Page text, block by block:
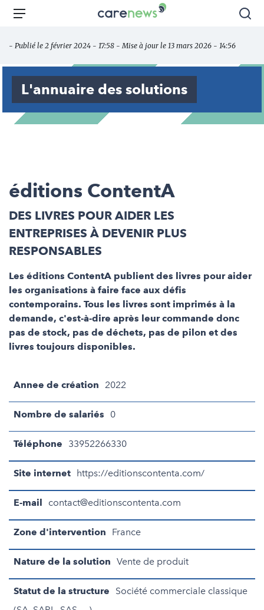
Aller
principal
Carenews,
des
acteurs
l'engagement
Menu
- Publié le 2 février 2024 - 17:58 - Mise à jour le 13 mars 2026 - 14:56
L'annuaire des solutions
éditions ContentA
DES LIVRES POUR AIDER LES
ENTREPRISES À DEVENIR PLUS
RESPONSABLES
Les éditions ContentA publient des livres pour aider
les organisations à faire face aux défis
contemporains. Tous les livres sont imprimés à la
demande, c'est-à-dire après leur commande donc
pas de stock, pas de déchets, pas de pilon et des
livres toujours disponibles.
Annee de création 2022
Nombre de salariés 0
Téléphone 33952266330
Site internet https://editionscontenta.com/
E-mail contact@editionscontenta.com
Zone d'intervention France
Nature de la solution Vente de produit
Statut de la structure
Société commerciale classique